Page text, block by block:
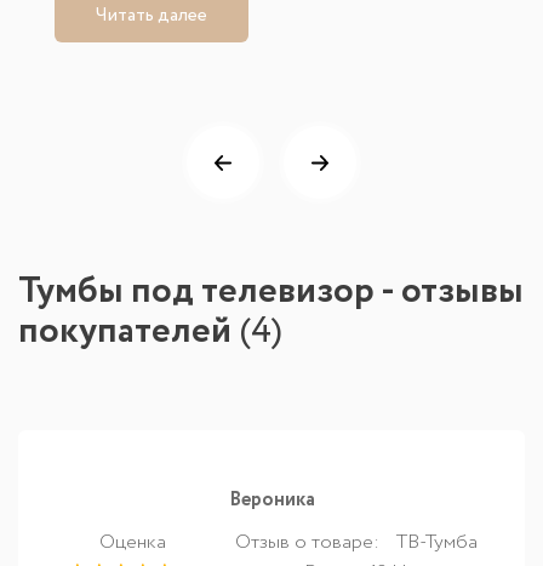
Читать далее
Тумбы под телевизор - отзывы
покупателей (4)
Вероника
Оценка
Отзыв о товаре:
ТВ-Тумба